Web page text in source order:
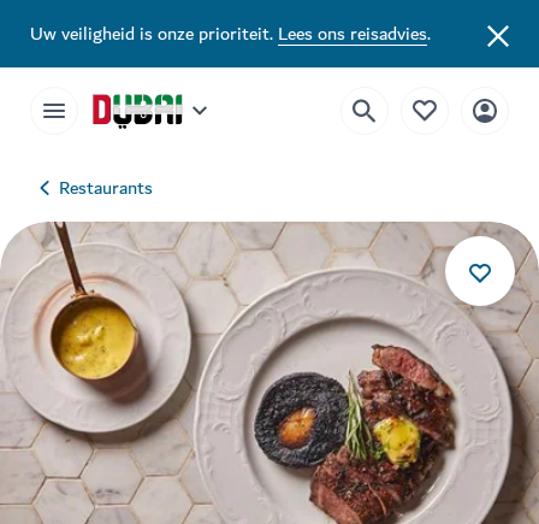
Uw veiligheid is onze prioriteit.Lees ons reisadvies.
Restaurants